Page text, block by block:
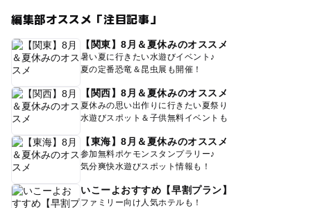
編集部オススメ「注目記事」
【関東】8月＆夏休みのオススメ
暑い夏に行きたい水遊びイベント♪
夏の定番恐竜＆昆虫展も開催！
【関西】8月＆夏休みのオススメ
夏休みの思い出作りに行きたい夏祭り
水遊びスポット＆子供無料イベントも
【東海】8月＆夏休みのオススメ
参加無料ポケモンスタンプラリー♪
気分爽快水遊びスポット情報も！
いこーよおすすめ【早割プラン】
ファミリー向け人気ホテルも！